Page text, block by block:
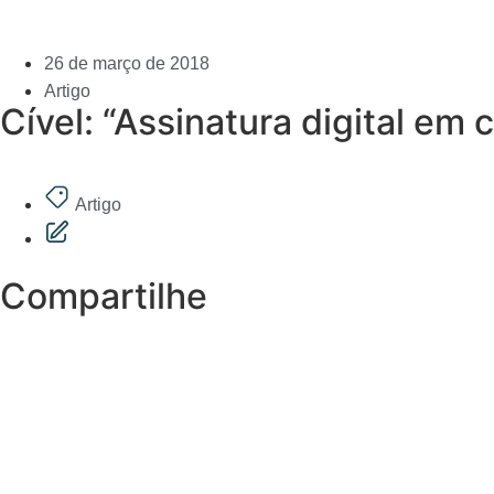
26 de março de 2018
Artigo
Cível: “Assinatura digital em
Artigo
Compartilhe